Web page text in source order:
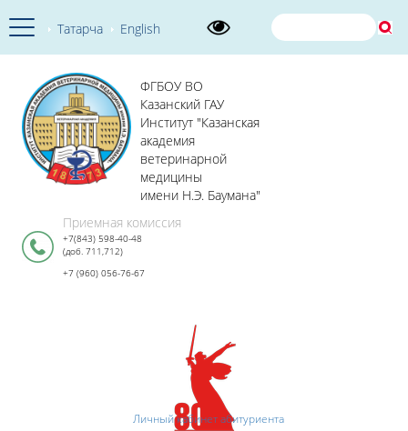
Татарча English
ФГБОУ ВО
Казанский ГАУ
Институт "Казанская
академия
ветеринарной
медицины
имени Н.Э. Баумана"
Приемная комиссия
+7(843) 598-40-48
(доб. 711,712)
+7 (960) 056-76-67
Личный кабинет абитуриента